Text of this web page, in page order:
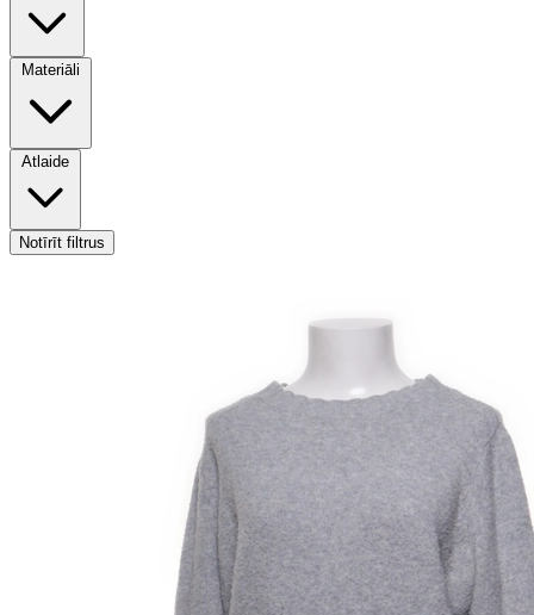
Materiāli
Atlaide
Notīrīt filtrus